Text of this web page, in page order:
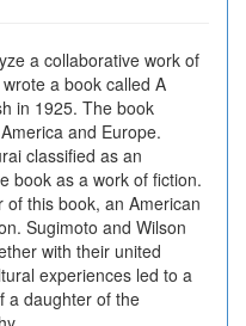
a collaborative work of
a book called A
in 1925. The book
and Europe.
classified as an
book as a work of fiction.
this book, an American
Sugimoto and Wilson
with their united
experiences led to a
a daughter of the